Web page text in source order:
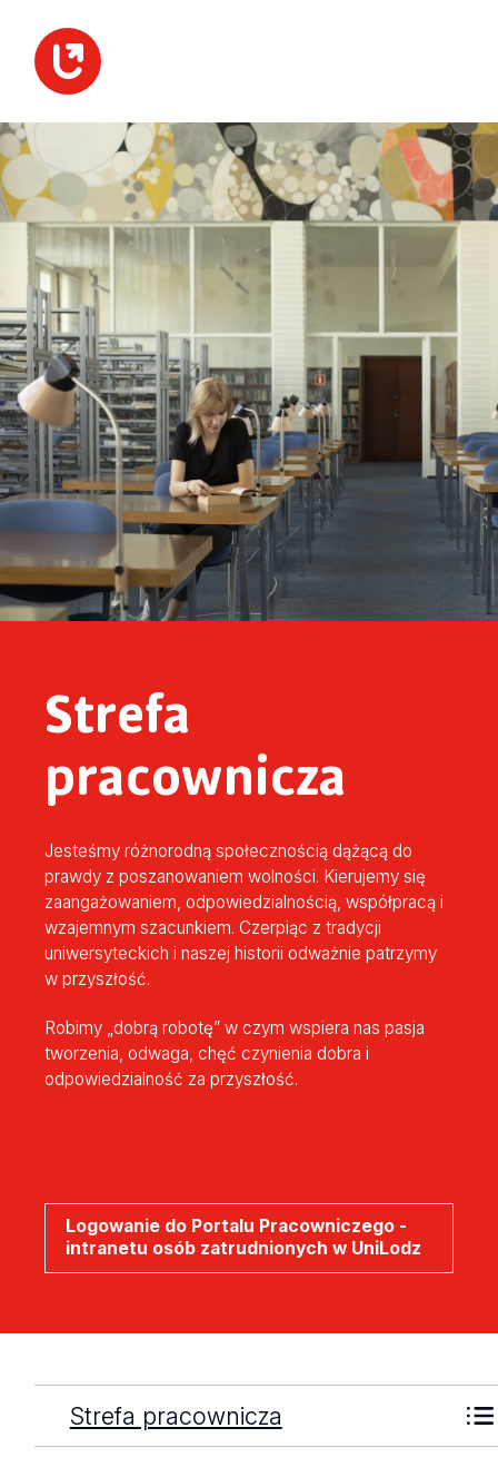
Strefa
pracownicza
Jesteśmy różnorodną społecznością dążącą do
prawdy z poszanowaniem wolności. Kierujemy się
zaangażowaniem, odpowiedzialnością, współpracą i
wzajemnym szacunkiem. Czerpiąc z tradycji
uniwersyteckich i naszej historii odważnie patrzymy
w przyszłość.
Robimy „dobrą robotę” w czym wspiera nas pasja
tworzenia, odwaga, chęć czynienia dobra i
odpowiedzialność za przyszłość.
Logowanie do Portalu Pracowniczego -
intranetu osób zatrudnionych w UniLodz
Strefa pracownicza